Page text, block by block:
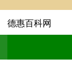
德惠百科网